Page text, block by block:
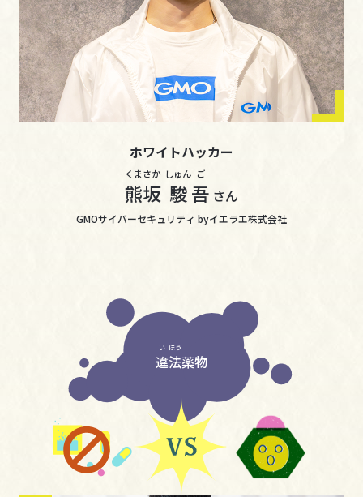
ホワイトハッカー
熊
くま
坂
さか
駿
しゅん
吾
ご
さん
GMOサイバーセキュリティ byイエラエ株式会社
違
い
法
ほう
薬物